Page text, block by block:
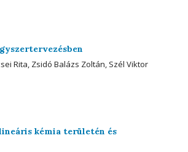
Rita, Zsidó Balázs Zoltán, Szél Viktor
kémia területén és